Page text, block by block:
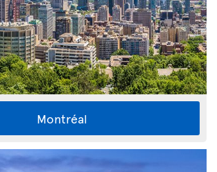
Montréal